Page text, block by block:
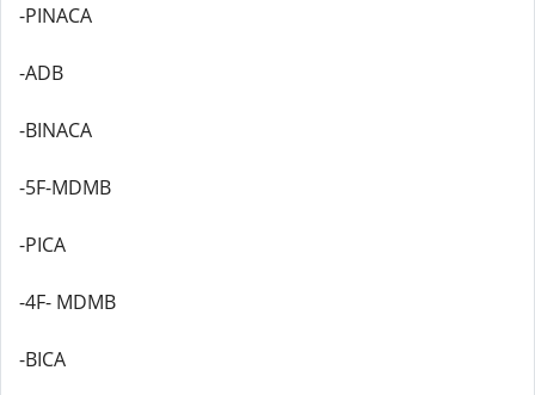
-PINACA
-ADB
-BINACA
-5F-MDMB
-PICA
-4F- MDMB
-BICA